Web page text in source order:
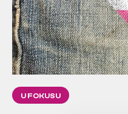
U FOKUSU